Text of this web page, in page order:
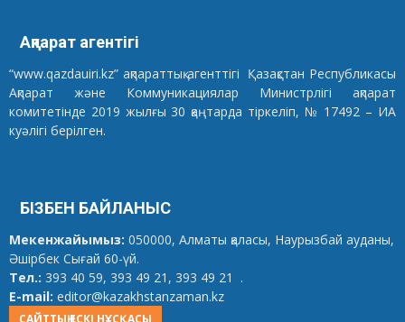
Ақпарат агентігі
“www.qazdauiri.kz” ақпараттық агенттігі Қазақстан Республикасы
Ақпарат және Коммуникациялар Министрлігі ақпарат
комитетінде 2019 жылғы 30 қаңтарда тіркеліп, № 17492 – ИА
куәлігі берілген.
БІЗБЕН БАЙЛАНЫС
Мекенжайымыз: 050000, Алматы қаласы, Наурызбай ауданы,
Әшірбек Сығай 60-үй.
Тел.: 393 40 59, 393 49 21, 393 49 21 .
E-mail: editor@kazakhstanzaman.kz
САЙТТЫҢ ЕСКІ НҰСҚАСЫ